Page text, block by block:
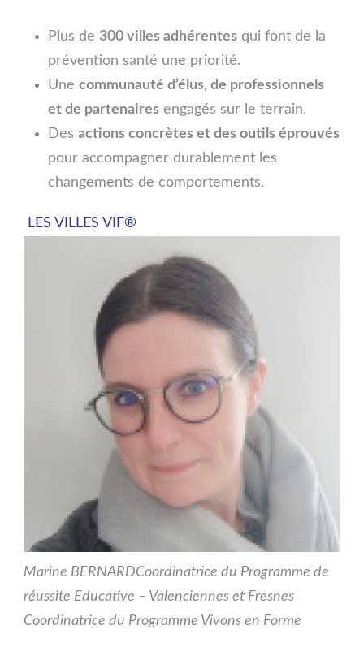
Plus de 300 villes adhérentes qui font de la
prévention santé une priorité.
Une communauté d’élus, de professionnels
et de partenaires engagés sur le terrain.
Des actions concrètes et des outils éprouvés
pour accompagner durablement les
changements de comportements.
LES VILLES VIF®
Marine BERNARDCoordinatrice du Programme de
réussite Educative – Valenciennes et Fresnes
Coordinatrice du Programme Vivons en Forme